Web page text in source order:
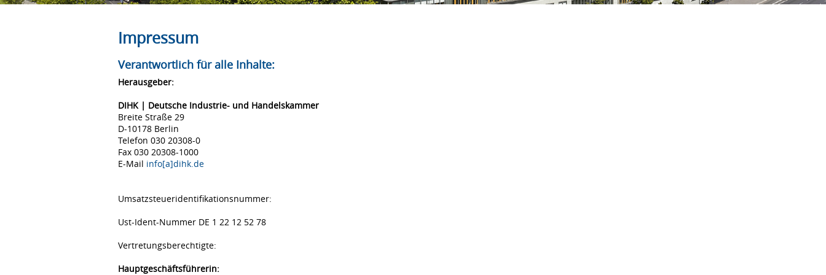
Impressum
Verantwortlich für alle Inhalte:
Herausgeber:
DIHK | Deutsche Industrie- und Handelskammer
Breite Straße 29
D-10178 Berlin
Telefon 030 20308-0
Fax 030 20308-1000
E-Mail info[a]dihk.de
Umsatzsteueridentifikationsnummer:
Ust-Ident-Nummer DE 1 22 12 52 78
Vertretungsberechtigte:
Hauptgeschäftsführerin: